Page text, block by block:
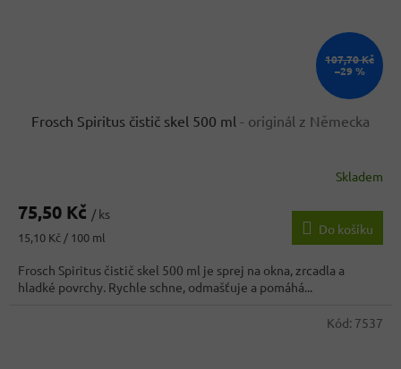
107,70 Kč
–29 %
Frosch Spiritus čistič skel 500 ml - originál z Německa
produktu
3,7
z
5
hvězdiček.
Skladem
75,50 Kč / ks
Měrná
15,10 Kč / 100 ml
Do košíku
Frosch Spiritus čistič skel 500 ml je sprej na okna, zrcadla a
hladké povrchy. Rychle schne, odmašťuje a pomáhá...
Kód: 7537